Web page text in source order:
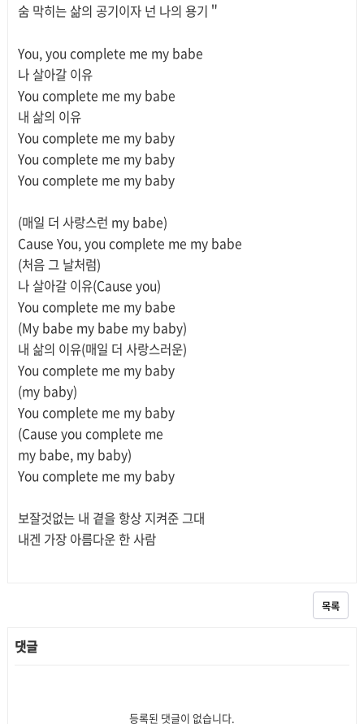
숨 막히는 삶의 공기이자 넌 나의 용기＂
You, you complete me my babe
나 살아갈 이유
You complete me my babe
내 삶의 이유
You complete me my baby
You complete me my baby
You complete me my baby
(매일 더 사랑스런 my babe)
Cause You, you complete me my babe
(처음 그 날처럼)
나 살아갈 이유(Cause you)
You complete me my babe
(My babe my babe my baby)
내 삶의 이유(매일 더 사랑스러운)
You complete me my baby
(my baby)
You complete me my baby
(Cause you complete me
my babe, my baby)
You complete me my baby
보잘것없는 내 곁을 항상 지켜준 그대
내겐 가장 아름다운 한 사람
목록
댓글
등록된 댓글이 없습니다.